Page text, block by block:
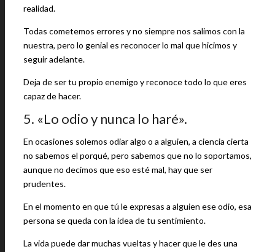
realidad.
Todas cometemos errores y no siempre nos salimos con la
nuestra, pero lo genial es reconocer lo mal que hicimos y
seguir adelante.
Deja de ser tu propio enemigo y reconoce todo lo que eres
capaz de hacer.
5. «Lo odio y nunca lo haré».
En ocasiones solemos odiar algo o a alguien, a ciencia cierta
no sabemos el porqué, pero sabemos que no lo soportamos,
aunque no decimos que eso esté mal, hay que ser
prudentes.
En el momento en que tú le expresas a alguien ese odio, esa
persona se queda con la idea de tu sentimiento.
La vida puede dar muchas vueltas y hacer que le des una